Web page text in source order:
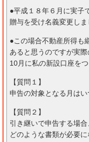
●平成１８年６月に実子
贈与を受け名義変更し
●この場合不動産所得も
あると思うのですが実際
10月に私の新設口座を
【質問１】
申告の対象となる月は
【質問２】
引き継いで申告する場合
どのような書類が必要